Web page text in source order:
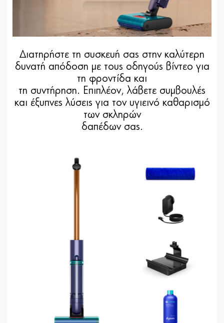
Διατηρήστε τη συσκευή σας στην καλύτερη
δυνατή απόδοση με τους οδηγούς βίντεο για
τη φροντίδα και
τη συντήρηση. Επιπλέον, λάβετε συμβουλές
και έξυπνες λύσεις για τον υγιεινό καθαρισμό
των σκληρών
δαπέδων σας.